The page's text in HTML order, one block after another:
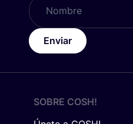
Enviar
SOBRE COSH!